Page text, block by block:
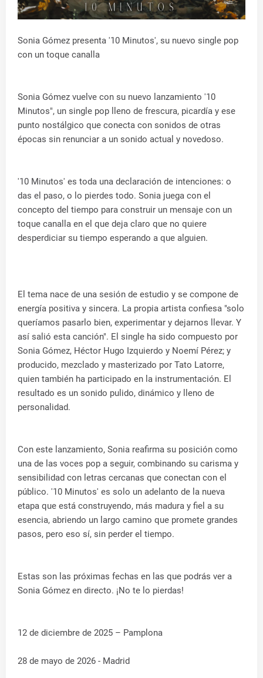
Sonia Gómez presenta '10 Minutos', su nuevo single pop
con un toque canalla
Sonia Gómez vuelve con su nuevo lanzamiento '10
Minutos", un single pop lleno de frescura, picardía y ese
punto nostálgico que conecta con sonidos de otras
épocas sin renunciar a un sonido actual y novedoso.
'10 Minutos' es toda una declaración de intenciones: o
das el paso, o lo pierdes todo. Sonia juega con el
concepto del tiempo para construir un mensaje con un
toque canalla en el que deja claro que no quiere
desperdiciar su tiempo esperando a que alguien.
El tema nace de una sesión de estudio y se compone de
energía positiva y sincera. La propia artista confiesa "solo
queríamos pasarlo bien, experimentar y dejarnos llevar. Y
así salió esta canción". El single ha sido compuesto por
Sonia Gómez, Héctor Hugo Izquierdo y Noemí Pérez; y
producido, mezclado y masterizado por Tato Latorre,
quien también ha participado en la instrumentación. El
resultado es un sonido pulido, dinámico y lleno de
personalidad.
Con este lanzamiento, Sonia reafirma su posición como
una de las voces pop a seguir, combinando su carisma y
sensibilidad con letras cercanas que conectan con el
público. '10 Minutos' es solo un adelanto de la nueva
etapa que está construyendo, más madura y fiel a su
esencia, abriendo un largo camino que promete grandes
pasos, pero eso sí, sin perder el tiempo.
Estas son las próximas fechas en las que podrás ver a
Sonia Gómez en directo. ¡No te lo pierdas!
12 de diciembre de 2025 – Pamplona
28 de mayo de 2026 - Madrid